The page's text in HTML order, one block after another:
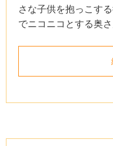
さな子供を抱っこす
でニコニコとする奥